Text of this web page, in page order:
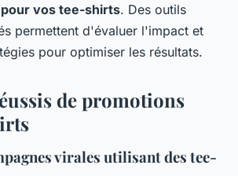
vos tee-shirts. Des outils
permettent d'évaluer l'impact et
pour optimiser les résultats.
de promotions
virales utilisant des tee-